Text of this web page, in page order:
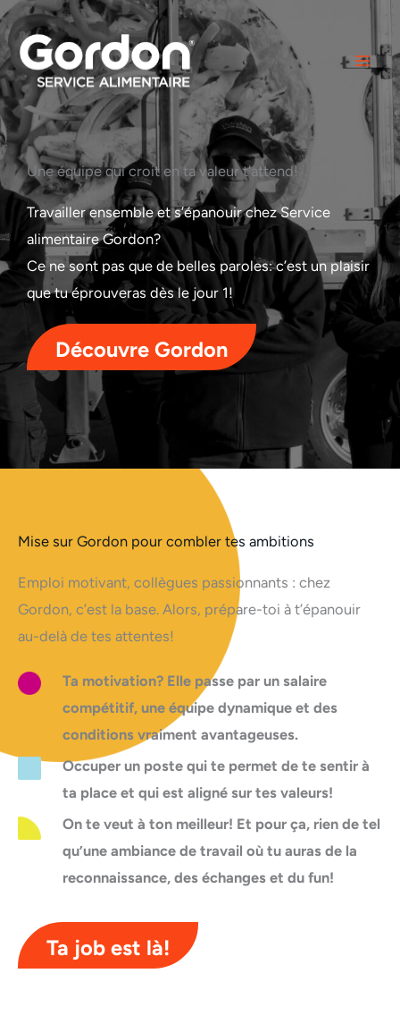
Aller
au
contenu
Une équipe qui croit en ta valeur t'attend!
Travailler ensemble et s’épanouir chez Service
alimentaire Gordon?
Ce ne sont pas que de belles paroles: c’est un plaisir
que tu éprouveras dès le jour 1!
Découvre Gordon
Mise sur Gordon pour combler tes ambitions
Emploi motivant, collègues passionnants : chez
Gordon, c’est la base. Alors, prépare-toi à t’épanouir
au-delà de tes attentes!
Ta motivation? Elle passe par un salaire
compétitif, une équipe dynamique et des
conditions vraiment avantageuses.
Occuper un poste qui te permet de te sentir à
ta place et qui est aligné sur tes valeurs!
On te veut à ton meilleur! Et pour ça, rien de tel
qu’une ambiance de travail où tu auras de la
reconnaissance, des échanges et du fun!
Ta job est là!